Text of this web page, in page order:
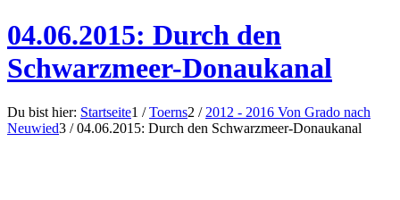
04.06.2015: Durch den
Schwarzmeer-Donaukanal
Du bist hier: Startseite1 / Toerns2 / 2012 - 2016 Von Grado nach
Neuwied3 / 04.06.2015: Durch den Schwarzmeer-Donaukanal